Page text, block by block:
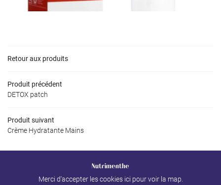
Retour aux produits
Produit précédent
DETOX patch
Produit suivant
Crème Hydratante Mains
Nutrimenthe
Merci d'accepter les cookies ici pour voir la map.